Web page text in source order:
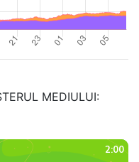
MEDIULUI: